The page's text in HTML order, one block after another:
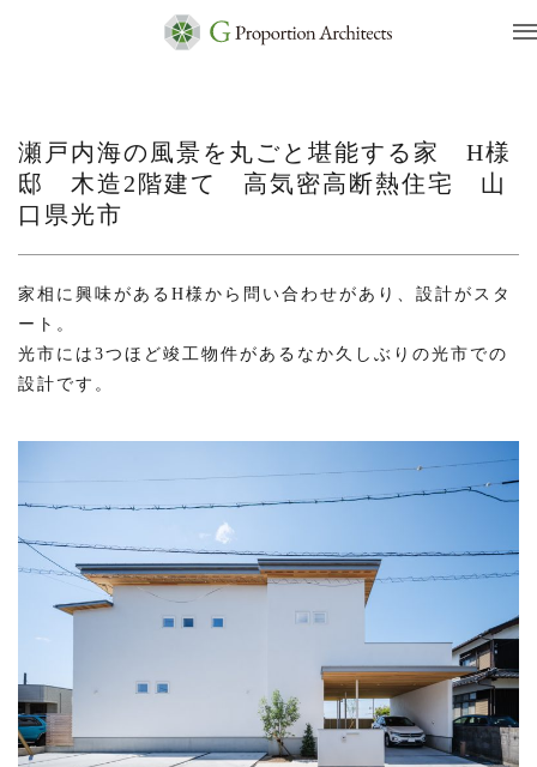
瀬戸内海の風景を丸ごと堪能する家 H様
邸 木造2階建て 高気密高断熱住宅 山
口県光市
家相に興味があるH様から問い合わせがあり、設計がスタ
ート。
光市には3つほど竣工物件があるなか久しぶりの光市での
設計です。